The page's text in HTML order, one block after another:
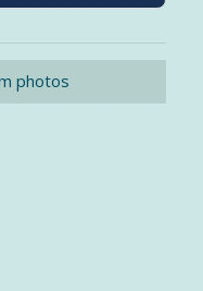
photos